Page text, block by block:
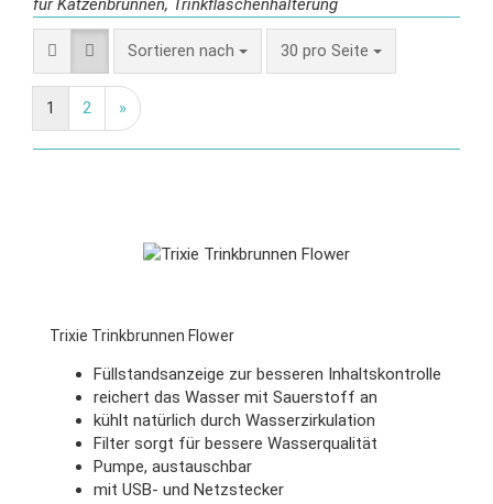
Sortieren nach 30 pro Seite
1 2 »
Trixie Trinkbrunnen Flower
Füllstandsanzeige zur besseren Inhaltskontrolle
reichert das Wasser mit Sauerstoff an
kühlt natürlich durch Wasserzirkulation
Filter sorgt für bessere Wasserqualität
Pumpe, austauschbar
mit USB- und Netzstecker